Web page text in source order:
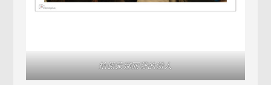
拍摄蒙娜丽莎的游人